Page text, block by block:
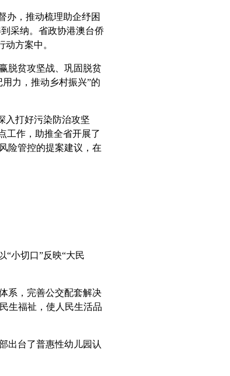
，推动梳理助企纾困
采纳。省政协港澳台侨
方案中。
脱贫攻坚战、巩固脱贫
力，推动乡村振兴”的
入打好污染防治攻坚
工作，助推全省开展了
险管控的提案建议，在
小切口”反映“大民
系，完善公交配套解决
生福祉，使人民生活品
出台了普惠性幼儿园认